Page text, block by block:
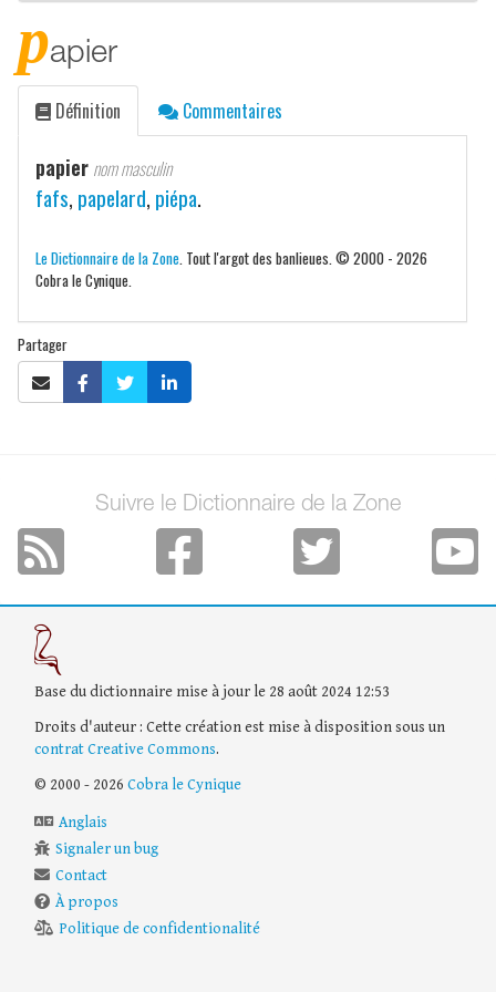
papier
Définition Commentaires
papier nom masculin
fafs, papelard, piépa.
Le Dictionnaire de la Zone . Tout l'argot des banlieues. © 2000 - 2026
Cobra le Cynique.
Partager
Suivre le Dictionnaire de la Zone
Base du dictionnaire mise à jour le 28 août 2024 12:53
Droits d'auteur : Cette création est mise à disposition sous un
contrat Creative Commons.
© 2000 - 2026 Cobra le Cynique
Anglais
Signaler un bug
Contact
À propos
Politique de confidentionalité